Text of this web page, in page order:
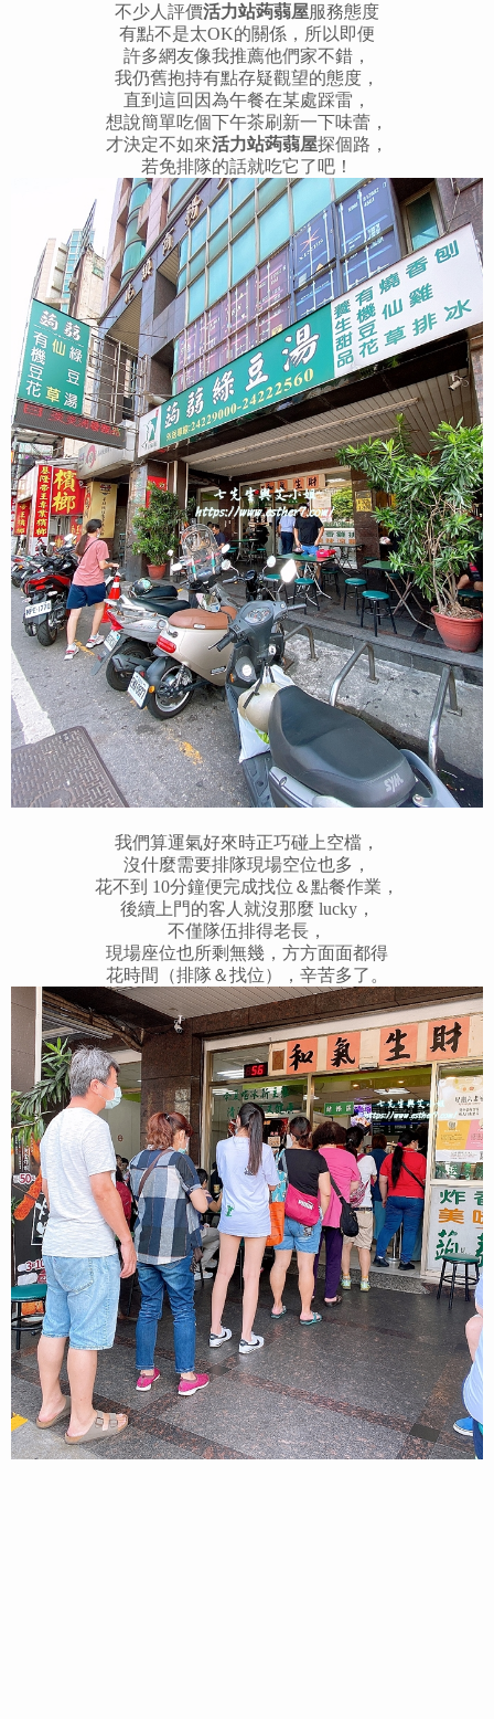
不少人評價活力站蒟蒻屋服務態度
有點不是太OK的關係，所以即便
許多網友像我推薦他們家不錯，
我仍舊抱持有點存疑觀望的態度，
直到這回因為午餐在某處踩雷，
想說簡單吃個下午茶刷新一下味蕾，
才決定不如來活力站蒟蒻屋探個路，
若免排隊的話就吃它了吧！
我們算運氣好來時正巧碰上空檔，
沒什麼需要排隊現場空位也多，
花不到 10分鐘便完成找位＆點餐作業，
後續上門的客人就沒那麼 lucky，
不僅隊伍排得老長，
現場座位也所剩無幾，方方面面都得
花時間（排隊＆找位），辛苦多了。